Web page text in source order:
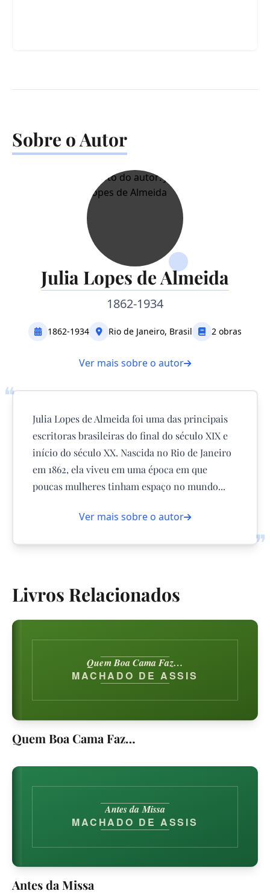
Sobre o Autor
Julia Lopes de Almeida
1862-1934
1862-1934 Rio de Janeiro, Brasil 2 obras
Ver mais sobre o autor
❝
❞
Julia Lopes de Almeida foi uma das principais
escritoras brasileiras do final do século XIX e
início do século XX. Nascida no Rio de Janeiro
em 1862, ela viveu em uma época em que
poucas mulheres tinham espaço no mundo...
Ver mais sobre o autor
Livros Relacionados
Quem Boa Cama Faz…
MACHADO DE ASSIS
Quem Boa Cama Faz…
Antes da Missa
MACHADO DE ASSIS
Antes da Missa